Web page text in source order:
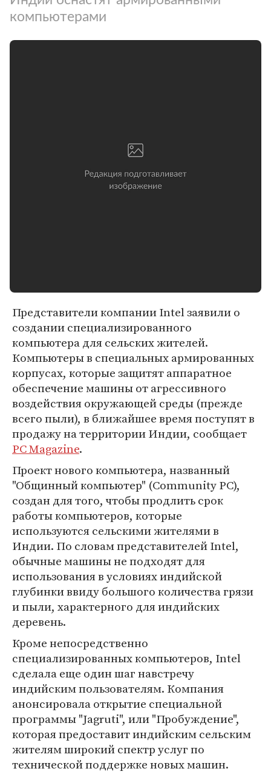
компьютерами
Представители компании Intel заявили о
создании специализированного
компьютера для сельских жителей.
Компьютеры в специальных армированных
корпусах, которые защитят аппаратное
обеспечение машины от агрессивного
воздействия окружающей среды (прежде
всего пыли), в ближайшее время поступят в
продажу на территории Индии, сообщает
PC Magazine.
Проект нового компьютера, названный
"Общинный компьютер" (Community PC),
создан для того, чтобы продлить срок
работы компьютеров, которые
используются сельскими жителями в
Индии. По словам представителей Intel,
обычные машины не подходят для
использования в условиях индийской
глубинки ввиду большого количества грязи
и пыли, характерного для индийских
деревень.
Кроме непосредственно
специализированных компьютеров, Intel
сделала еще один шаг навстречу
индийским пользователям. Компания
анонсировала открытие специальной
программы "Jagruti", или "Пробуждение",
которая предоставит индийским сельским
жителям широкий спектр услуг по
технической поддержке новых машин.